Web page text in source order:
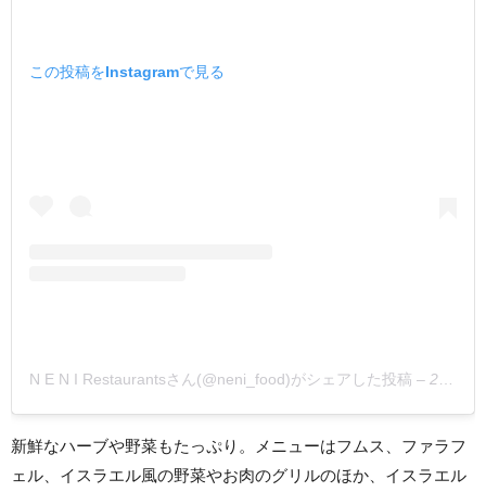
この投稿をInstagramで見る
N E N I Restaurantsさん(@neni_food)がシェアした投稿 – 2019年 6月月13日午前3時25分PDT
新鮮なハーブや野菜もたっぷり。メニューはフムス、ファラフ
ェル、イスラエル風の野菜やお肉のグリルのほか、イスラエル